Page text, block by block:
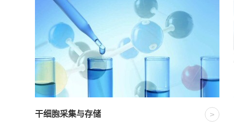
干细胞采集与存储 >